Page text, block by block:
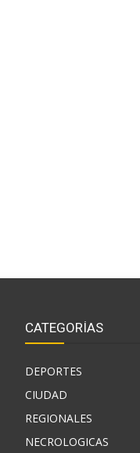
CATEGORÍAS
DEPORTES
CIUDAD
REGIONALES
NECROLOGICAS